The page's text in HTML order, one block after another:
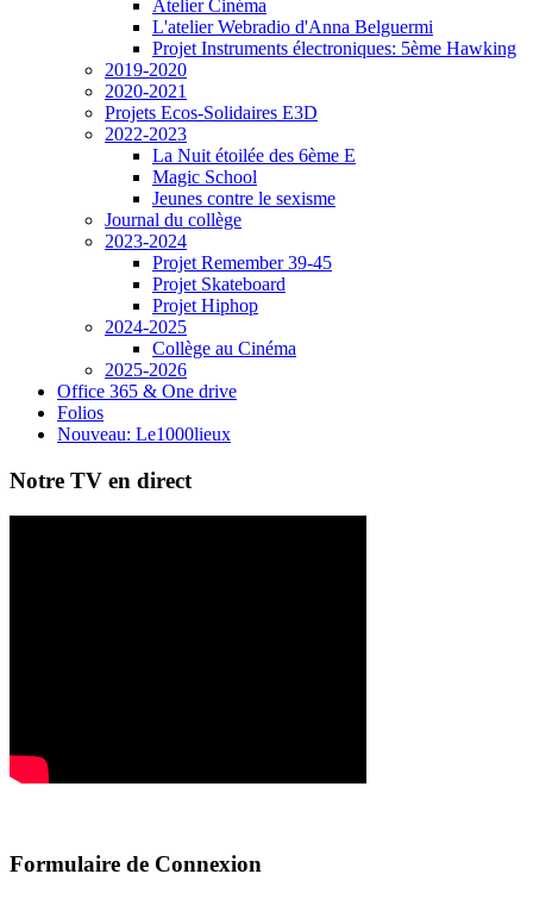
Atelier Cinéma
L'atelier Webradio d'Anna Belguermi
Projet Instruments électroniques: 5ème Hawking
2019-2020
2020-2021
Projets Ecos-Solidaires E3D
2022-2023
La Nuit étoilée des 6ème E
Magic School
Jeunes contre le sexisme
Journal du collège
2023-2024
Projet Remember 39-45
Projet Skateboard
Projet Hiphop
2024-2025
Collège au Cinéma
2025-2026
Office 365 & One drive
Folios
Nouveau: Le1000lieux
Notre TV en direct
Formulaire de Connexion